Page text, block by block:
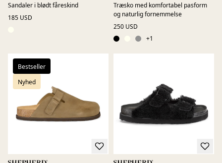
Sandaler i blødt fåreskind
185 USD
Træsko med komfortabel pasform
og naturlig fornemmelse
250 USD
+1
Bestseller
Nyhed